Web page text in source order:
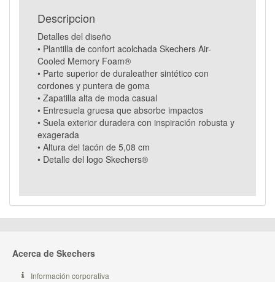
Descripcion
Detalles del diseño
• Plantilla de confort acolchada Skechers Air-
Cooled Memory Foam®
• Parte superior de duraleather sintético con
cordones y puntera de goma
• Zapatilla alta de moda casual
• Entresuela gruesa que absorbe impactos
• Suela exterior duradera con inspiración robusta y
exagerada
• Altura del tacón de 5,08 cm
• Detalle del logo Skechers®
Acerca de Skechers
Información corporativa